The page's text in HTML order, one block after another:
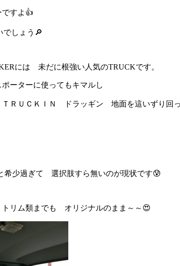
すよ👍
でしょう🔎
には 未だに根強い人気のTRUCKです。
ーターに使ってもキマルし
ＲＵＣＫＩＮ ドラッギン 地面を這いずり回
少過ぎて 選択肢すら無いのが現状です😰
リム類までも オリジナルのまま～～😍